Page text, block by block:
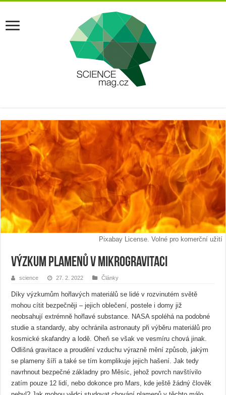
Pixabay License. Volné pro komerční užití
Výzkum plamenů v mikrogravitaci
science 27. 2. 2022 Články
Díky výzkumům hořlavých materiálů se lidé v rozvinutém světě
mohou cítit bezpečněji – jejich oblečení, postele i domy již
neobsahují extrémně hořlavé substance. NASA spoléhá na podobné
studie a standardy, aby ochránila astronauty při výběru materiálů pro
kosmické skafandry a lodě. Oheň se však ve vesmíru chová jinak.
Odlišná gravitace a proudění vzduchu výrazně mění způsob, jakým
se plameny šíří a také se tím komplikuje jejich hašení. Jak tedy
navrhnout bezpečné základny pro Měsíc, jehož povrch navštívilo
zatím pouze 12 lidí, nebo dokonce pro Mars, kde ještě žádný člověk